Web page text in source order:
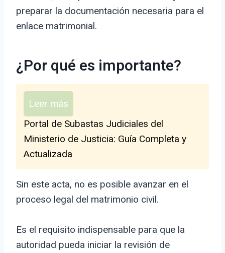
preparar la documentación necesaria para el
enlace matrimonial.
¿Por qué es importante?
Leer más
Portal de Subastas Judiciales del
Ministerio de Justicia: Guía Completa y
Actualizada
Sin este acta, no es posible avanzar en el
proceso legal del matrimonio civil.
Es el requisito indispensable para que la
autoridad pueda iniciar la revisión de